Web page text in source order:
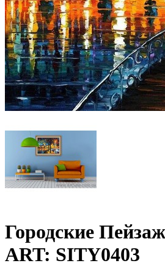
Городские
ART: SITY0403